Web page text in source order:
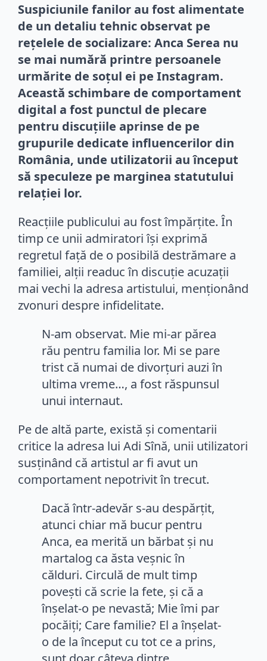
Suspiciunile fanilor au fost alimentate
de un detaliu tehnic observat pe
rețelele de socializare: Anca Serea nu
se mai numără printre persoanele
urmărite de soțul ei pe Instagram.
Această schimbare de comportament
digital a fost punctul de plecare
pentru discuțiile aprinse de pe
grupurile dedicate influencerilor din
România, unde utilizatorii au început
să speculeze pe marginea statutului
relației lor.
Reacțiile publicului au fost împărțite. În
timp ce unii admiratori își exprimă
regretul față de o posibilă destrămare a
familiei, alții readuc în discuție acuzații
mai vechi la adresa artistului, menționând
zvonuri despre infidelitate.
N-am observat. Mie mi-ar părea
rău pentru familia lor. Mi se pare
trist că numai de divorțuri auzi în
ultima vreme…, a fost răspunsul
unui internaut.
Pe de altă parte, există și comentarii
critice la adresa lui Adi Sînă, unii utilizatori
susținând că artistul ar fi avut un
comportament nepotrivit în trecut.
Dacă într-adevăr s-au despărțit,
atunci chiar mă bucur pentru
Anca, ea merită un bărbat și nu
martalog ca ăsta veșnic în
călduri. Circulă de mult timp
povești că scrie la fete, și că a
înșelat-o pe nevastă; Mie îmi par
pocăiți; Care familie? El a înșelat-
o de la început cu tot ce a prins,